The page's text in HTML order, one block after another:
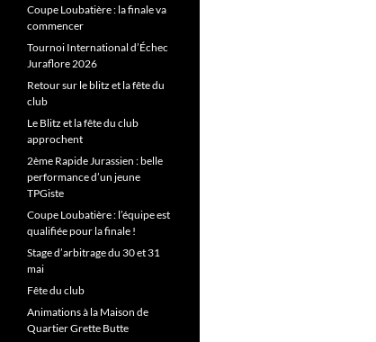
Coupe Loubatière : la finale va
commencer
Tournoi International d’Échec
Juraflore 2026
Retour sur le blitz et la fête du
club
Le Blitz et la fête du club
approchent
2ème Rapide Jurassien : belle
performance d’un jeune
TPGiste
Coupe Loubatière : l’équipe est
qualifiée pour la finale !
Stage d’arbitrage du 30 et 31
mai
Fête du club
Animations à la Maison de
Quartier Grette Butte